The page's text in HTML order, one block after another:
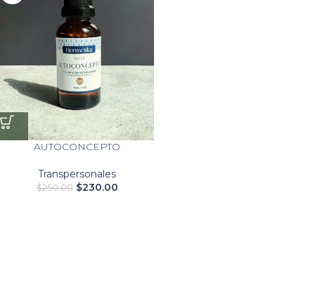
AUTOCONCEPTO
Transpersonales
$250.00 $230.00